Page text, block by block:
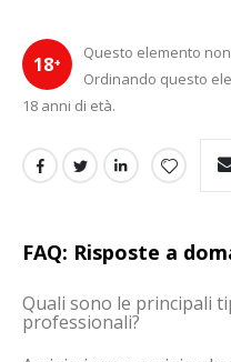
18+
Questo elemento
Ordinando questo
18 anni di età.
FAQ: Risposte a
Quali sono le principali
professionali?